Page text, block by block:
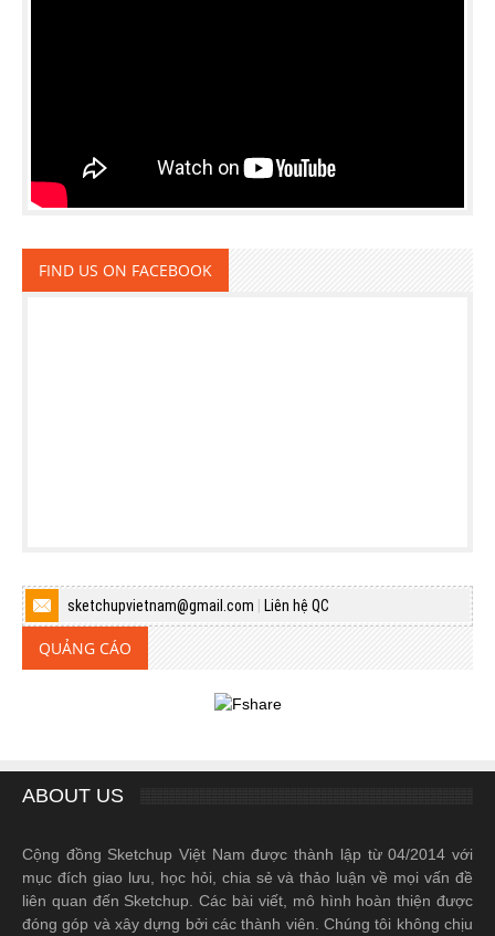
FIND US ON FACEBOOK
sketchupvietnam@gmail.com Liên hệ QC
QUẢNG CÁO
ABOUT US
Cộng đồng Sketchup Việt Nam được thành lập từ 04/2014 với
mục đích giao lưu, học hỏi, chia sẻ và thảo luận về mọi vấn đề
liên quan đến Sketchup. Các bài viết, mô hình hoàn thiện được
đóng góp và xây dựng bởi các thành viên. Chúng tôi không chịu